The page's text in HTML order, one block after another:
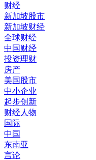
财经
新加坡股市
新加坡财经
全球财经
中国财经
投资理财
房产
美国股市
中小企业
起步创新
财经人物
国际
中国
东南亚
言论